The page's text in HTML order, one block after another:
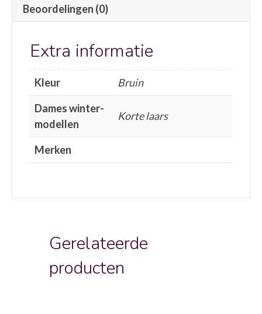
Beoordelingen (0)
Extra informatie
Kleur
Bruin
Dames winter-
modellen
Korte laars
Merken
Gerelateerde
producten